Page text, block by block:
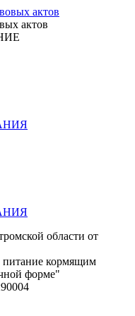
актов
области от
питание кормящим
форме"